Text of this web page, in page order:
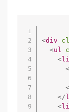
<div
<ul
<
</
<